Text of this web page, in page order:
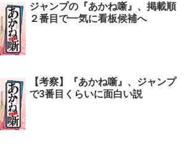
ジャンプの『あかね噺』、掲載順
２番目で一気に看板候補へ
【考察】『あかね噺』、ジャンプ
で3番目くらいに面白い説